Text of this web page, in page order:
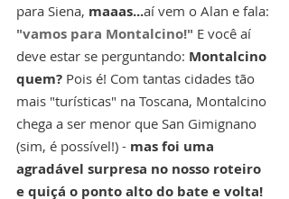
para Siena, maaas...aí vem o Alan e fala:
"vamos para Montalcino!" E você aí
deve estar se perguntando: Montalcino
quem? Pois é! Com tantas cidades tão
mais "turísticas" na Toscana, Montalcino
chega a ser menor que San Gimignano
(sim, é possível!) - mas foi uma
agradável surpresa no nosso roteiro
e quiçá o ponto alto do bate e volta!